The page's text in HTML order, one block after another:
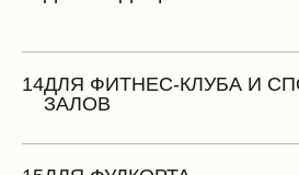
14ДЛЯ ФИТНЕС-КЛУБА И
ЗАЛОВ